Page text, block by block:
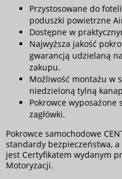
Przystosowane do
poduszki powietrzne
Dostępne w
Najwyższa jakość
gwarancją udzielaną
zakupu.
Możliwość montażu w
niedzieloną tylną
Pokrowce wyposażone
zagłówki.
Pokrowce samochodowe
standardy bezpieczeństwa,
jest Certyfikatem wydanym
Motoryzacji.